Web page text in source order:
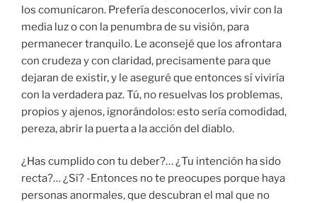
los comunicaron. Prefería desconocerlos, vivir con la
media luz o con la penumbra de su visión, para
permanecer tranquilo. Le aconsejé que los afrontara
con crudeza y con claridad, precisamente para que
dejaran de existir, y le aseguré que entonces sí viviría
con la verdadera paz. Tú, no resuelvas los problemas,
propios y ajenos, ignorándolos: esto sería comodidad,
pereza, abrir la puerta a la acción del diablo.
¿Has cumplido con tu deber?… ¿Tu intención ha sido
recta?… ¿Sí? -Entonces no te preocupes porque haya
personas anormales, que descubran el mal que no